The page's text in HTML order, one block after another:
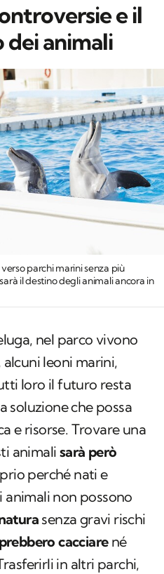
e il
animali
parchi marini senza più
il destino degli animali ancora in
nel parco vivono
leoni marini,
loro il futuro resta
soluzione che possa
e risorse. Trovare una
animali sarà però
perché nati e
non possono
senza gravi rischi
cacciarené
in altri parchi,